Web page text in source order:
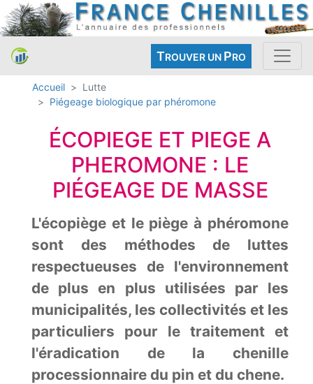
TROUVER UN PRO
Accueil
Lutte
Piégeage biologique par phéromone
ÉCOPIEGE ET PIEGE A
PHEROMONE : LE
PIÉGEAGE DE MASSE
L'écopiège et le piège à phéromone
sont des méthodes de luttes
respectueuses de l'environnement
de plus en plus utilisées par les
municipalités, les collectivités et les
particuliers pour le traitement et
l'éradication de la chenille
processionnaire du pin et du chene.